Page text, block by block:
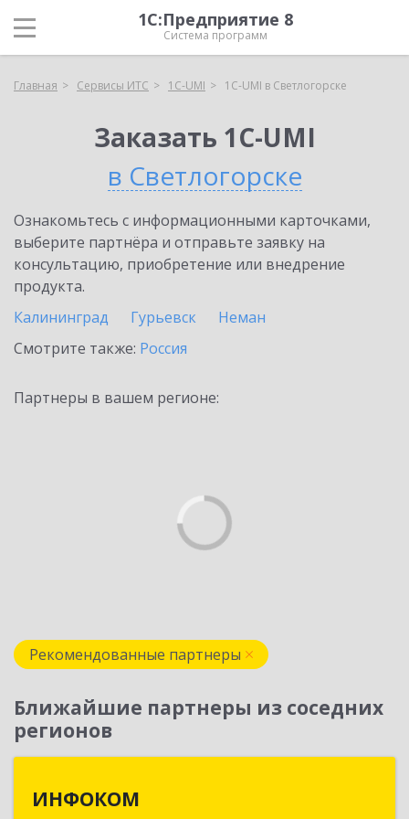
1С:Предприятие 8
Система программ
Главная Сервисы ИТС 1C-UMI 1C-UMI в Светлогорске
Заказать 1C-UMI
в Светлогорске
Ознакомьтесь с информационными карточками,
выберите партнёра и отправьте заявку на
консультацию, приобретение или внедрение
продукта.
Калининград
Гурьевск
Неман
Смотрите также: Россия
Партнеры в вашем регионе:
Рекомендованные партнеры
Ближайшие партнеры из соседних
регионов
ИНФОКОМ